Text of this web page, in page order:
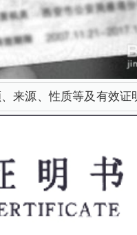
来源、性质等及有效证